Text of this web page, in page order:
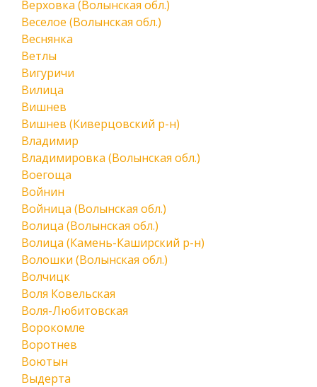
Верховка (Волынская обл.)
Веселое (Волынская обл.)
Веснянка
Ветлы
Вигуричи
Вилица
Вишнев
Вишнев (Киверцовский р-н)
Владимир
Владимировка (Волынская обл.)
Воегоща
Войнин
Войница (Волынская обл.)
Волица (Волынская обл.)
Волица (Камень-Каширский р-н)
Волошки (Волынская обл.)
Волчицк
Воля Ковельская
Воля-Любитовская
Ворокомле
Воротнев
Воютын
Выдерта